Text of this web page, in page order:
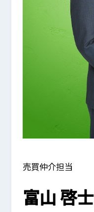
売買仲介担当
富山 啓士